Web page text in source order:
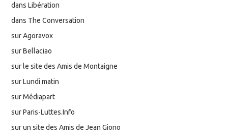
dans Libération
dans The Conversation
sur Agoravox
sur Bellaciao
sur le site des Amis de Montaigne
sur Lundi matin
sur Médiapart
sur Paris-Luttes.Info
sur un site des Amis de Jean Giono